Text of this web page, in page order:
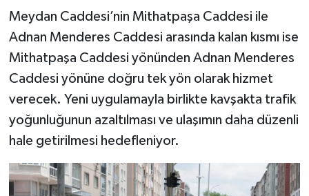
Meydan Caddesi’nin Mithatpaşa Caddesi ile
Adnan Menderes Caddesi arasında kalan kısmı ise
Mithatpaşa Caddesi yönünden Adnan Menderes
Caddesi yönüne doğru tek yön olarak hizmet
verecek. Yeni uygulamayla birlikte kavşakta trafik
yoğunluğunun azaltılması ve ulaşımın daha düzenli
hale getirilmesi hedefleniyor.